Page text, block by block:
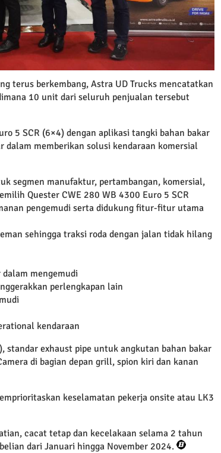
terus berkembang, Astra UD Trucks mencatatkan
10 unit dari seluruh penjualan tersebut
5 SCR (6×4) dengan aplikasi tangki bahan bakar
dalam memberikan solusi kendaraan komersial
segmen manufaktur, pertambangan, komersial,
Quester CWE 280 WB 4300 Euro 5 SCR
pengemudi serta didukung fitur-fitur utama
sehingga traksi roda dengan jalan tidak hilang
mengemudi
perlengkapan lain
kendaraan
exhaust pipe untuk angkutan bahan bakar
di bagian depan grill, spion kiri dan kanan
keselamatan pekerja onsite atau LK3
cacat tetap dan kecelakaan selama 2 tahun
dari Januari hingga November 2024.